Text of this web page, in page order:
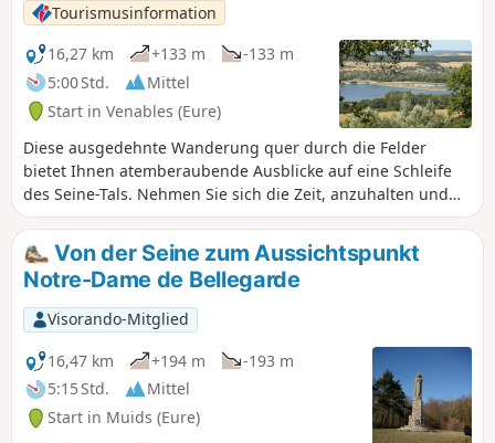
Tourismusinformation
16,27 km
+133 m
-133 m
5:00 Std.
Mittel
Start in Venables (Eure)
Diese ausgedehnte Wanderung quer durch die Felder
bietet Ihnen atemberaubende Ausblicke auf eine Schleife
des Seine-Tals. Nehmen Sie sich die Zeit, anzuhalten und
einen Moment der Ruhe an diesem idyllischen Ort zu
genießen. Im Laufe dieser Wanderung stoßen Sie auf
Überreste einer anderen Epoche: einen Feudalhügel, der
vermutlich im 11. Jahrhundert errichtet wurde und als
Überbleibsel einer mittelalterlichen Festung gilt. Von der
Burg „Motte de Venables“ aus konnte man die Schleife der
Seine überblicken, da sie den Fluss dominierte. Das
Bauwerk wurde im Süden durch einen Vorhof mit einem
Brunnen ergänzt.
Von der Seine zum Aussichtspunkt
Notre-Dame de Bellegarde
Visorando-Mitglied
16,47 km
+194 m
-193 m
5:15 Std.
Mittel
Start in Muids (Eure)